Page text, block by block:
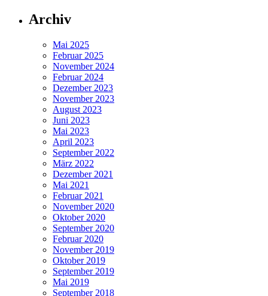
Archiv
Mai 2025
Februar 2025
November 2024
Februar 2024
Dezember 2023
November 2023
August 2023
Juni 2023
Mai 2023
April 2023
September 2022
März 2022
Dezember 2021
Mai 2021
Februar 2021
November 2020
Oktober 2020
September 2020
Februar 2020
November 2019
Oktober 2019
September 2019
Mai 2019
September 2018